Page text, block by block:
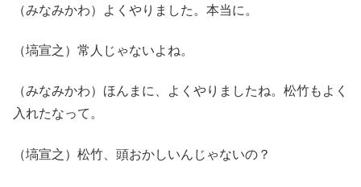
（みなみかわ）よくやりました。本当に。
（塙宣之）常人じゃないよね。
（みなみかわ）ほんまに、よくやりましたね。松竹もよく
入れたなって。
（塙宣之）松竹、頭おかしいんじゃないの？